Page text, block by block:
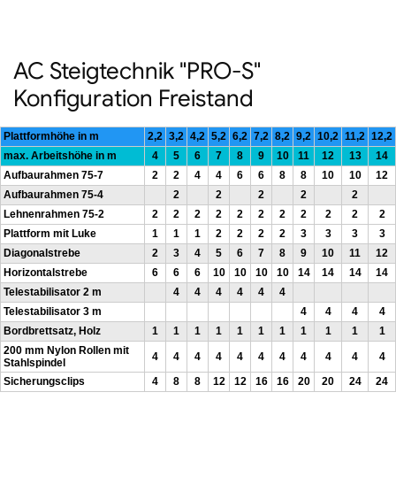
AC Steigtechnik "PRO-S"
Konfiguration Freistand
Plattformhöhe in m 2,2 3,2 4,2 5,2 6,2 7,2 8,2 9,2 10,2 11,2 12,2
max. Arbeitshöhe in m
4 5 6 7 8 9 10 11 12 13
14
Aufbaurahmen 75-7
2 2 4 4 6 6 8 8 10 10
12
Aufbaurahmen 75-4
2 2 2 2
2
Lehnenrahmen 75-2
2 2 2 2 2 2 2 2 2 2
2
Plattform mit Luke
1 1 1 2 2 2 2 3 3 3
3
Diagonalstrebe
2 3 4 5 6 7 8 9 10 11
12
Horizontalstrebe
6 6 6 10 10 10 10 14 14 14
14
Telestabilisator 2 m
4 4 4 4 4
4
Telestabilisator 3 m
4 4 4
4
Bordbrettsatz, Holz
1 1 1 1 1 1 1 1 1 1
1
200 mm Nylon Rollen mit
Stahlspindel
4 4 4 4 4 4 4 4 4 4
4
Sicherungsclips
4 8 8 12 12 16 16 20 20 24 24